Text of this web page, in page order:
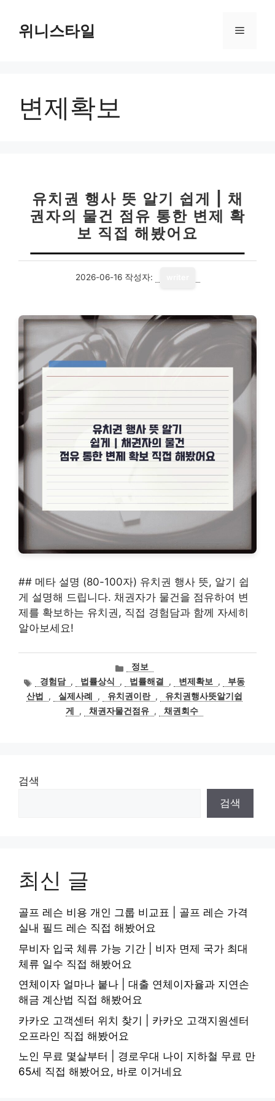
위니스타일 메
변제확보
유치권 행사 뜻 알기 쉽게 | 채
권자의 물건 점유 통한 변제 확
보 직접 해봤어요
2026-06-16 작성자:
## 메타 설명 (80-100자) 유치권 행사 뜻, 알기 쉽
게 설명해 드립니다. 채권자가 물건을 점유하여 변
제를 확보하는 유치권, 직접 경험담과 함께 자세히
알아보세요!
카
테
고
리
정보
태
그
경험담 , 법률상식 , 법률해결 , 변제확보 ,
부동
산법
, 실제사례 , 유치권이란 ,
유치권행사뜻알기쉽
게
, 채권자물건점유 , 채권회수
검색
검색
최신 글
골프 레슨 비용 개인 그룹 비교표 | 골프 레슨 가격
실내 필드 레슨 직접 해봤어요
무비자 입국 체류 가능 기간 | 비자 면제 국가 최대
체류 일수 직접 해봤어요
연체이자 얼마나 붙나 | 대출 연체이자율과 지연손
해금 계산법 직접 해봤어요
카카오 고객센터 위치 찾기 | 카카오 고객지원센터
오프라인 직접 해봤어요
노인 무료 몇살부터 | 경로우대 나이 지하철 무료 만
65세 직접 해봤어요, 바로 이거네요